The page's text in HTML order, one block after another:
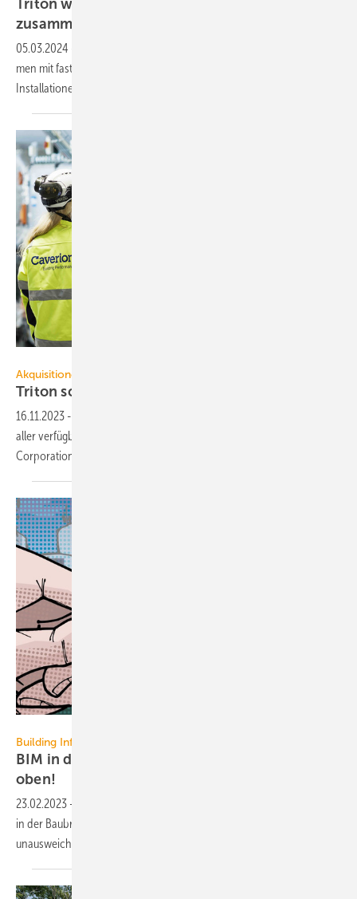
Triton will Assemblin und Caverion
zusammenführen
05.03.2024
men mit fast 21 900 Mit­ar­bei­tern für tech­ni­schen Service und TGA-
Installa­ti­o­nen
Akquisitionen
Triton schließt Übernahme von Caverion
16.11.2023 -
aller verfüg­baren Aktien eine Mehr­heits­be­teiligung an der Caverion
Corporation
Building Information Modeling
BIM in der Baubranche: Da ist noch Luft nach
oben!
23.02.2023 -
in der Baubranche vollzieht sich zum Teil noch zögerlich – er ist aber
unausweichlich.